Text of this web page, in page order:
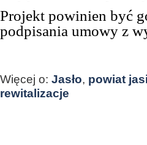
Projekt powinien być
podpisania umowy z
Więcej o: Jasło, powiat
rewitalizacje